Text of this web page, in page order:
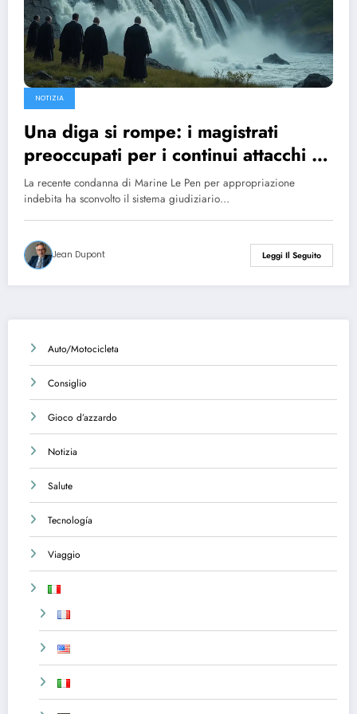
NOTIZIA
Una diga si rompe: i magistrati
preoccupati per i continui attacchi al
sistema giudiziario dopo la condanna
di Marine Le Pen
La recente condanna di Marine Le Pen per appropriazione
indebita ha sconvolto il sistema giudiziario…
Jean Dupont Leggi Il Seguito
Auto/Motocicleta
Consiglio
Gioco d’azzardo
Notizia
Salute
Tecnología
Viaggio